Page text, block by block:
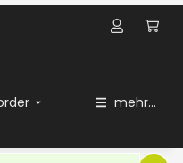
mehr...